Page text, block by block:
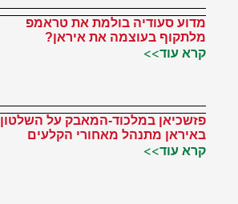
מדוע סעודיה בולמת את טראמפ
מלתקוף בעוצמה את איראן?
קרא עוד>>
פזשכיאן במלכוד-המאבק על השלטון
באיראן מתנהל מאחורי הקלעים
קרא עוד>>